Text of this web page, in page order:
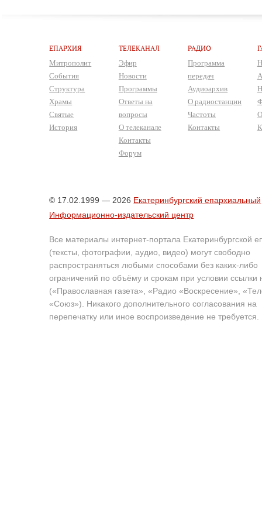
ЕПАРХИЯ
Митрополит
События
Структура
Храмы
Святые
История
ТЕЛЕКАНАЛ
Эфир
Новости
Программы
Ответы на
вопросы
О телеканале
Контакты
Форум
РАДИО
Программа
передач
Аудиоархив
О радиостанции
Частоты
Контакты
© 17.02.1999 — 2026 Екатеринбургский епархиальный
Информационно-издательский центр
Все материалы интернет-портала Екатеринбургской
(тексты, фотографии, аудио, видео) могут свободно
распространяться любыми способами без каких-либо
ограничений по объёму и срокам при условии ссылки
(«Православная газета», «Радио «Воскресение»,
«Союз»). Никакого дополнительного согласования на
перепечатку или иное воспроизведение не требуется.